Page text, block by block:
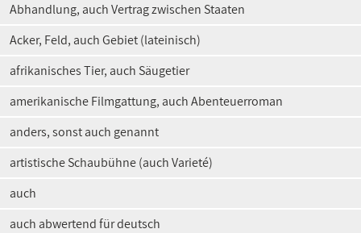
Abhandlung, auch Vertrag zwischen Staaten
Acker, Feld, auch Gebiet (lateinisch)
afrikanisches Tier, auch Säugetier
amerikanische Filmgattung, auch Abenteuerroman
anders, sonst auch genannt
artistische Schaubühne (auch Varieté)
auch
auch abwertend für deutsch